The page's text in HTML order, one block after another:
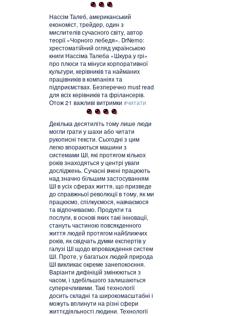
Нассім Талеб, американський
економіст, трейдер, один з
мислителів сучасного світу, автор
теорії «Чорного лебедя». DrNemo:
хрестоматійний огляд українською
книги Нассіма Талеба «Шкура у грі»
про плюси та мінуси корпоративної
культури, керівників та найманих
працівників в компаніях та
підприємствах. Безперечно must read
для всіх керівників та фрілансерів.
Отож 21 важливі витримки #читати
Декілька десятиліть тому лише люди
могли грати у шахи або читати
рукописні тексти. Сьогодні з цим
легко впораються машини з
системами ШІ, які протягом кількох
років знаходяться у центрі уваги
досліджень. Сучасні вчені працюють
над значно більшим застосуванням
ШІ в усіх сферах життя, що призведе
до справжньої революції в тому, як ми
працюємо, спілкуємося, навчаємося
та відпочиваємо. Продукти та
послуги, в основі яких такі інновації,
стануть частиною повсякденного
життя людей протягом найближчих
років, як свідчать думки експертів у
галузі ШІ щодо впроваждення систем
ШІ. Проте, у багатьох людей природа
ШІ викликає окреме занепокоєння.
Варіанти дифініцій змінюються з
часом, і здебільшого залишаються
суперечливими. Такі технології
досить складні та широкомасштабні і
можуть вплинути на різні сфери
життєдіяльності людини. Технології